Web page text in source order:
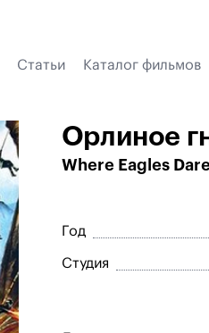
Статьи Каталог фильмов
Орлиное
Where Eagles Dare
Год
Студия